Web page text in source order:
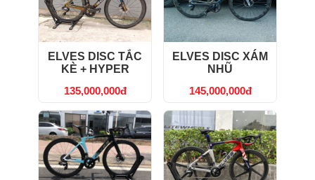
ELVES DISC TẮC
KÈ + HYPER
135,000,000đ
ELVES DISC XÁM
NHŨ
145,000,000đ